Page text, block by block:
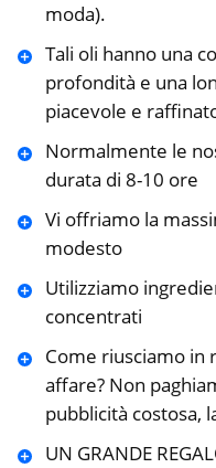
moda).
Tali oli hanno una
profondità e una
piacevole e
Normalmente le
durata di 8-10 ore
Vi offriamo la
modesto
Utilizziamo
concentrati
Come riusciamo in
affare? Non
pubblicità costosa,
UN GRANDE